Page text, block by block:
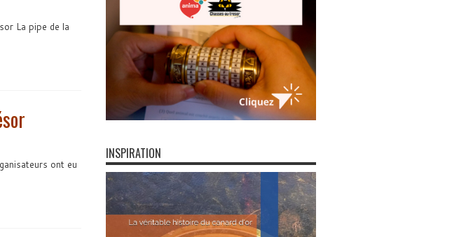
La pipe de la
ont eu
INSPIRATION